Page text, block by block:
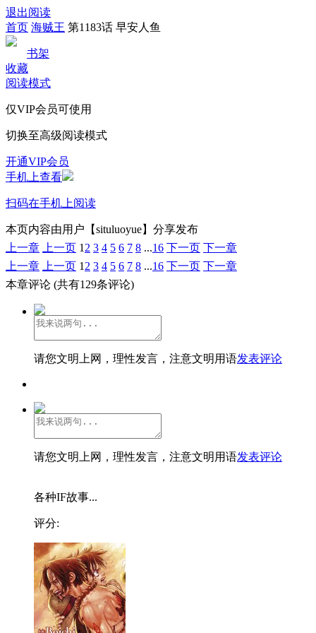
退出阅读
首页 海贼王 第1183话 早安人鱼
书架
收藏
阅读模式
仅VIP会员可使用
切换至高级阅读模式
开通VIP会员
手机上查看
扫码在手机上阅读
本页内容由用户【situluoyue】分享发布
上一章
上一页 1 2 3 4 5 6 7 8 ...16 下一页 下一章
上一章
上一页 1 2 3 4 5 6 7 8 ...16 下一页 下一章
本章评论 (共有129条评论)
请您文明上网，理性发言，注意文明用语发表评论
请您文明上网，理性发言，注意文明用语发表评论
各种IF故事...
评分: